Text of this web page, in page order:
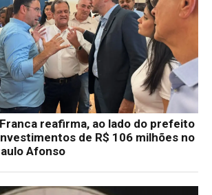
reafirma, ao lado do prefeito
de R$ 106 milhões no
Afonso